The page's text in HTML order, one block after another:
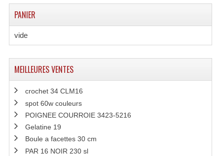
Lecteurs Double Cd MP3
Lecteurs Lasers Simple Et Mp3 (rack 19")
Minidisc
PANIER
vide
MEILLEURES VENTES
crochet 34 CLM16
spot 60w couleurs
POIGNEE COURROIE 3423-5216
Gelatine 19
Boule a facettes 30 cm
PAR 16 NOIR 230 sl